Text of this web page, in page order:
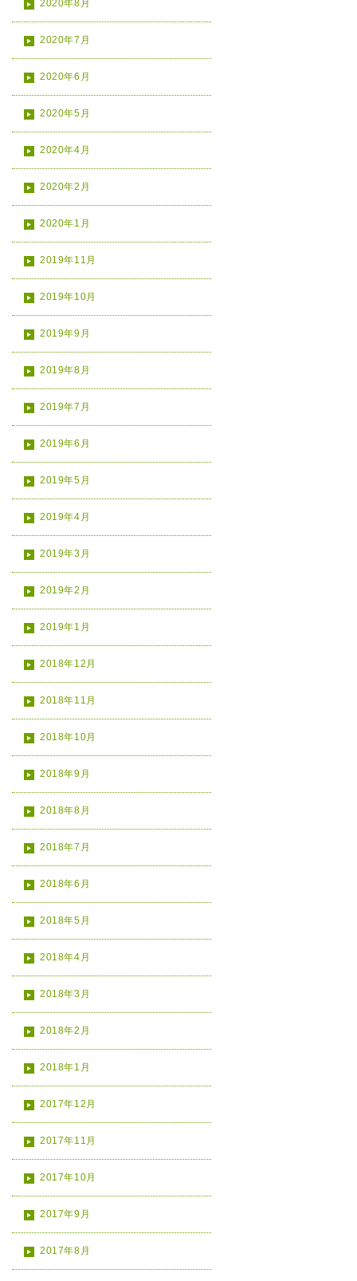
2020年8月
2020年7月
2020年6月
2020年5月
2020年4月
2020年2月
2020年1月
2019年11月
2019年10月
2019年9月
2019年8月
2019年7月
2019年6月
2019年5月
2019年4月
2019年3月
2019年2月
2019年1月
2018年12月
2018年11月
2018年10月
2018年9月
2018年8月
2018年7月
2018年6月
2018年5月
2018年4月
2018年3月
2018年2月
2018年1月
2017年12月
2017年11月
2017年10月
2017年9月
2017年8月